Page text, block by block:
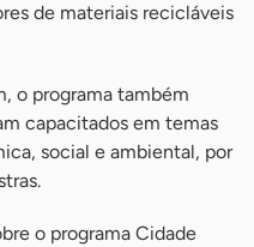
de materiais recicláveis
o programa também
capacitados em temas
social e ambiental, por
o programa Cidade